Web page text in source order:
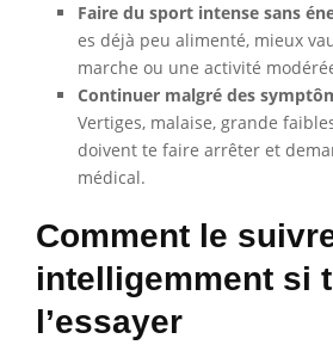
Faire du sport intense sans
es déjà peu alimenté, mieux
marche ou une activité
Continuer malgré des
Vertiges, malaise, grande
doivent te faire arrêter et
médical.
Comment le
intelligemment si
l’essayer